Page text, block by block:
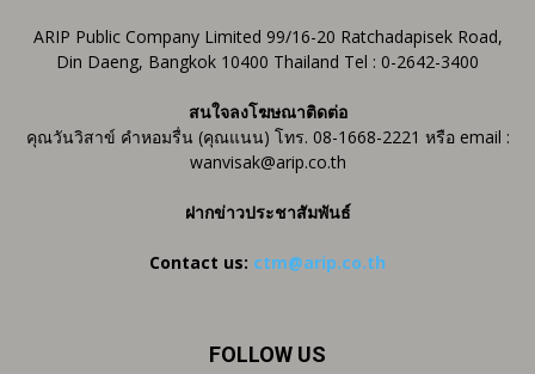
ARIP Public Company Limited 99/16-20 Ratchadapisek Road,
Din Daeng, Bangkok 10400 Thailand Tel : 0-2642-3400
สนใจลงโฆษณาติดต่อ
คุณวันวิสาข์ คำหอมรื่น (คุณแนน) โทร. 08-1668-2221 หรือ email :
wanvisak@arip.co.th
ฝากข่าวประชาสัมพันธ์
Contact us: ctm@arip.co.th
FOLLOW US